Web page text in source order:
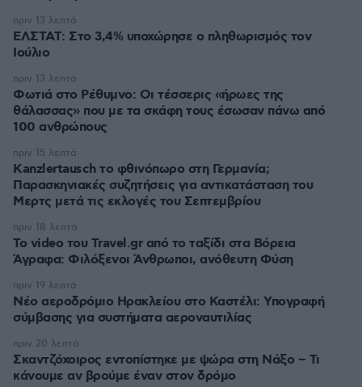
ΕΛΣΤΑΤ: Στο 3,4% υποχώρησε ο πληθωρισμός τον
Ιούλιο
πριν 13 λεπτά
Φωτιά στο Ρέθυμνο: Οι τέσσερις «ήρωες της
θάλασσας» που με τα σκάφη τους έσωσαν πάνω από
100 ανθρώπους
πριν 13 λεπτά
Kanzlertausch το φθινόπωρο στη Γερμανία;
Παρασκηνιακές συζητήσεις για αντικατάσταση του
Μερτς μετά τις εκλογές του Σεπτεμβρίου
πριν 15 λεπτά
To video του Travel.gr από το ταξίδι στα Βόρεια
Άγραφα: Φιλόξενοι Άνθρωποι, ανόθευτη Φύση
πριν 18 λεπτά
Νέο αεροδρόμιο Ηρακλείου στο Καστέλι: Υπογραφή
σύμβασης για συστήματα αεροναυτιλίας
πριν 19 λεπτά
Σκαντζόχοιρος εντοπίστηκε με ψώρα στη Νάξο – Τι
κάνουμε αν βρούμε έναν στον δρόμο
πριν 20 λεπτά